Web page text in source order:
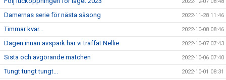
Damernas serie för nästa säsong 2022-11-28 11:46
Timmar kvar... 2022-10-08 08:46
Dagen innan avspark har vi träffat Nellie 2022-10-07 07:43
Sista och avgörande matchen 2022-10-06 07:40
Tungt tungt tungt... 2022-10-01 08:31